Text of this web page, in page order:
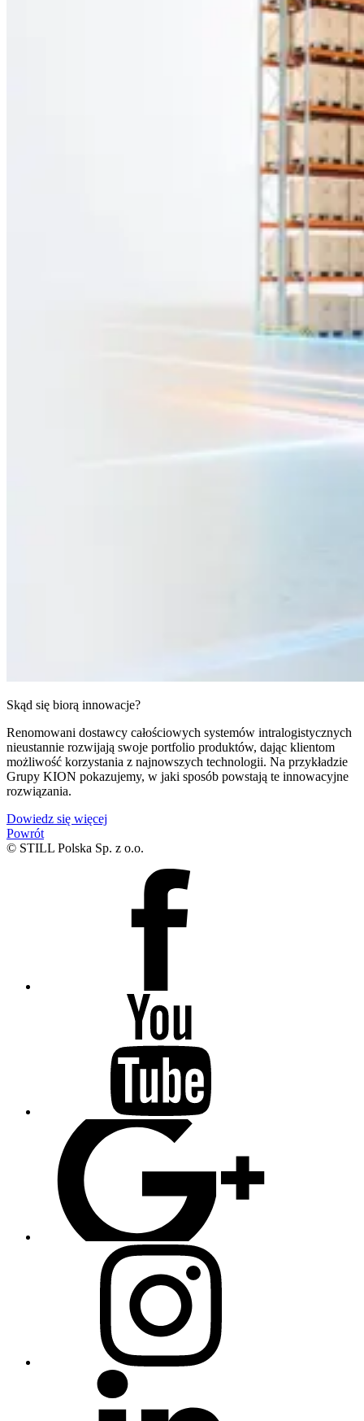
Skąd się biorą innowacje?
Renomowani dostawcy całościowych systemów intralogistycznych
nieustannie rozwijają swoje portfolio produktów, dając klientom
możliwość korzystania z najnowszych technologii. Na przykładzie
Grupy KION pokazujemy, w jaki sposób powstają te innowacyjne
rozwiązania.
Dowiedz się więcej
Powrót
© STILL Polska Sp. z o.o.